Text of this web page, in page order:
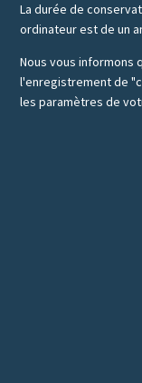
La durée de
ordinateur est de un
Nous vous informons
l'enregistrement de
les paramètres de